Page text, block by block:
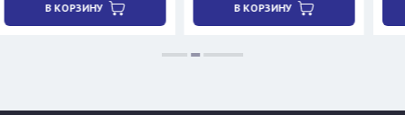
КОРЗИНУ В КОРЗИНУ